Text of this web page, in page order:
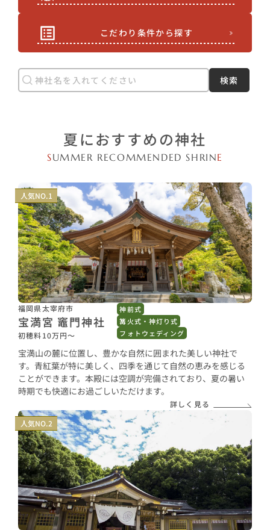
こだわり条件から探す
検索
夏におすすめの神社
SUMMER RECOMMENDED SHRINE
人気NO.1
福岡県太宰府市
宝満宮 竈門神社
初穂料10万円〜
神前式
篝火式・神灯り式
フォトウェディング
宝満山の麓に位置し、豊かな自然に囲まれた美しい神社で
す。青紅葉が特に美しく、四季を通じて自然の恵みを感じる
ことができます。本殿には空調が完備されており、夏の暑い
時期でも快適にお過ごしいただけます。
詳しく見る
人気NO.2